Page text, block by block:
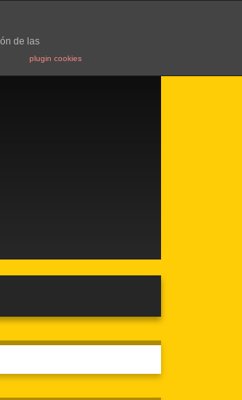
de las
plugin cookies